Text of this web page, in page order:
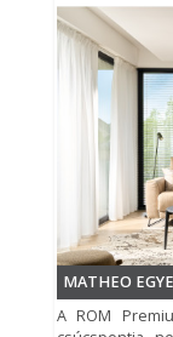
MATHEO
A ROM